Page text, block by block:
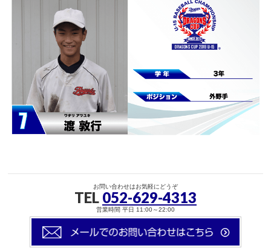
お問い合わせはお気軽にどうぞ
TEL 052-629-4313
営業時間 平日 11:00～22:00